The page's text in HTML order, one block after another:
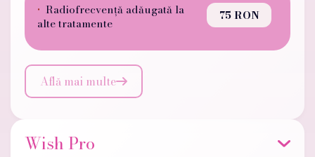
Radiofrecvență adăugată la
alte tratamente
75 RON
Află mai multe
Wish Pro